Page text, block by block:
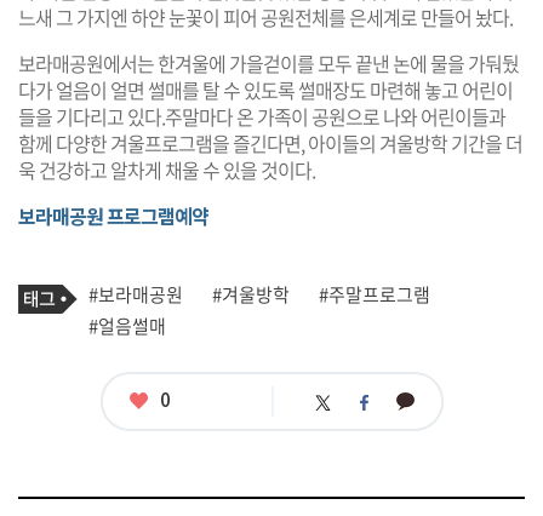
느새 그 가지엔 하얀 눈꽃이 피어 공원전체를 은세계로 만들어 놨다.
보라매공원에서는 한겨울에 가을걷이를 모두 끝낸 논에 물을 가둬뒀
다가 얼음이 얼면 썰매를 탈 수 있도록 썰매장도 마련해 놓고 어린이
들을 기다리고 있다.주말마다 온 가족이 공원으로 나와 어린이들과
함께 다양한 겨울프로그램을 즐긴다면, 아이들의 겨울방학 기간을 더
욱 건강하고 알차게 채울 수 있을 것이다.
보라매공원 프로그램예약
기
사
관
련
태
그
#보라매공원 #겨울방학
#주말프로그램
#얼음썰매
좋
0 트 페 카